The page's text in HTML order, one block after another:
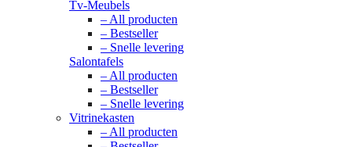
Tv-Meubels
– All producten
– Bestseller
– Snelle levering
Salontafels
– All producten
– Bestseller
– Snelle levering
Vitrinekasten
– All producten